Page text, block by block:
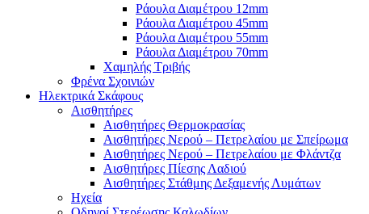
Ράουλα Διαμέτρου 12mm
Ράουλα Διαμέτρου 45mm
Ράουλα Διαμέτρου 55mm
Ράουλα Διαμέτρου 70mm
Χαμηλής Τριβής
Φρένα Σχοινιών
Ηλεκτρικά Σκάφους
Αισθητήρες
Αισθητήρες Θερμοκρασίας
Αισθητήρες Νερού – Πετρελαίου με Σπείρωμα
Αισθητήρες Νερού – Πετρελαίου με Φλάντζα
Αισθητήρες Πίεσης Λαδιού
Αισθητήρες Στάθμης Δεξαμενής Λυμάτων
Ηχεία